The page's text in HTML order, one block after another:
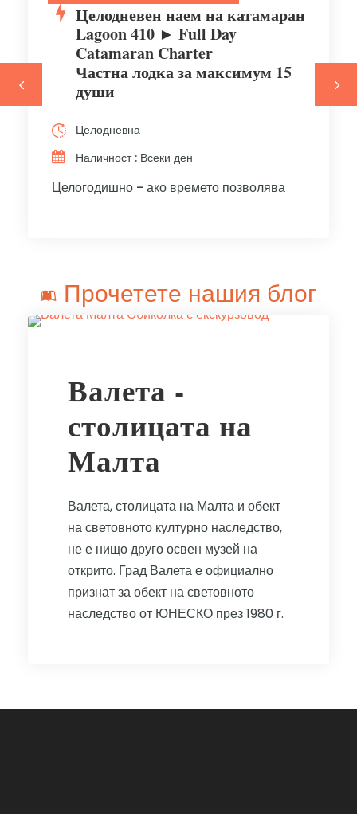
Целодневен наем на катамаран
Lagoon 410 ► Full Day
Catamaran Charter
Частна лодка за максимум 15
души
Целодневна
Наличност : Всеки ден
Целогодишно - ако времето позволява
Прочетете нашия блог
Валета -
столицата на
Малта
Валета, столицата на Малта и обект
на световното културно наследство,
не е нищо друго освен музей на
открито. Град Валета е официално
признат за обект на световното
наследство от ЮНЕСКО през 1980 г.